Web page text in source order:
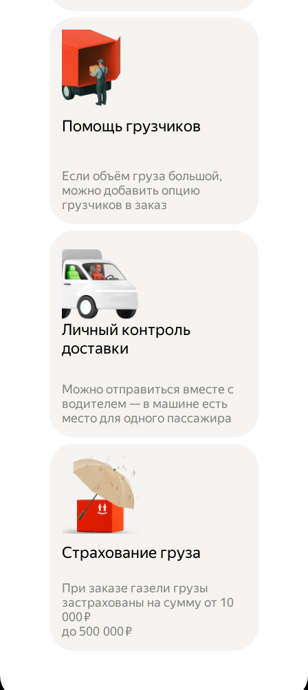
Помощь грузчиков
Если объём груза большой,
можно добавить опцию
грузчиков в заказ
Личный контроль
доставки
Можно отправиться вместе с
водителем — в машине есть
место для одного пассажира
Страхование груза
При заказе газели грузы
застрахованы на сумму от 10
000 ₽
до 500 000 ₽